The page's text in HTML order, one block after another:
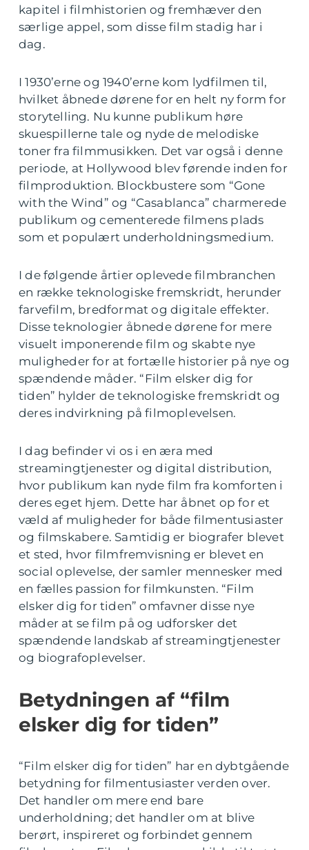
kapitel i filmhistorien og fremhæver den
særlige appel, som disse film stadig har i
dag.
I 1930’erne og 1940’erne kom lydfilmen til,
hvilket åbnede dørene for en helt ny form for
storytelling. Nu kunne publikum høre
skuespillerne tale og nyde de melodiske
toner fra filmmusikken. Det var også i denne
periode, at Hollywood blev førende inden for
filmproduktion. Blockbustere som “Gone
with the Wind” og “Casablanca” charmerede
publikum og cementerede filmens plads
som et populært underholdningsmedium.
I de følgende årtier oplevede filmbranchen
en række teknologiske fremskridt, herunder
farvefilm, bredformat og digitale effekter.
Disse teknologier åbnede dørene for mere
visuelt imponerende film og skabte nye
muligheder for at fortælle historier på nye og
spændende måder. “Film elsker dig for
tiden” hylder de teknologiske fremskridt og
deres indvirkning på filmoplevelsen.
I dag befinder vi os i en æra med
streamingtjenester og digital distribution,
hvor publikum kan nyde film fra komforten i
deres eget hjem. Dette har åbnet op for et
væld af muligheder for både filmentusiaster
og filmskabere. Samtidig er biografer blevet
et sted, hvor filmfremvisning er blevet en
social oplevelse, der samler mennesker med
en fælles passion for filmkunsten. “Film
elsker dig for tiden” omfavner disse nye
måder at se film på og udforsker det
spændende landskab af streamingtjenester
og biografoplevelser.
Betydningen af “film
elsker dig for tiden”
“Film elsker dig for tiden” har en dybtgående
betydning for filmentusiaster verden over.
Det handler om mere end bare
underholdning; det handler om at blive
berørt, inspireret og forbindet gennem